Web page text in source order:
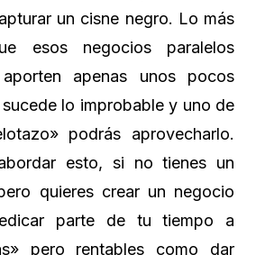
un cisne negro. Lo más
esos negocios paralelos
apenas unos pocos
lo improbable y uno de
podrás aprovecharlo.
esto, si no tienes un
quieres crear un negocio
parte de tu tiempo a
pero rentables como dar